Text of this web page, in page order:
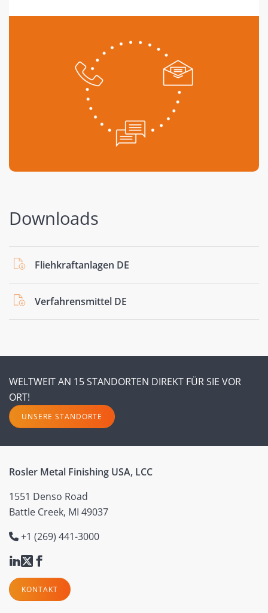
Downloads
Fliehkraftanlagen DE
Verfahrensmittel DE
WELTWEIT AN 15 STANDORTEN DIREKT FÜR SIE VOR
ORT!
UNSERE STANDORTE
Rosler Metal Finishing USA, LCC
1551 Denso Road
Battle Creek, MI 49037
+1 (269) 441-3000
KONTAKT